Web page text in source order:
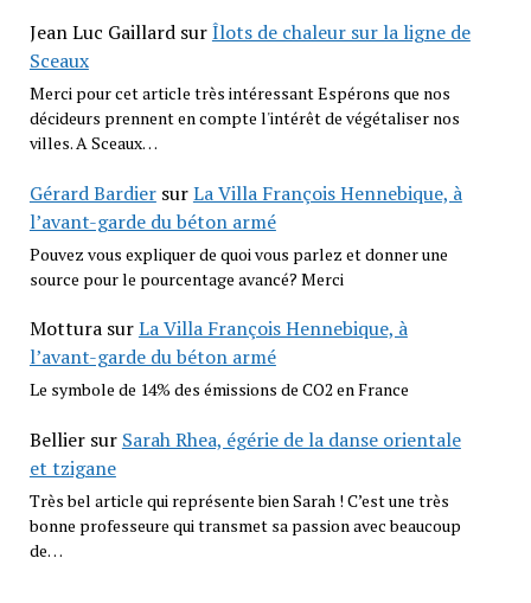
Jean Luc GaillardsurÎlots de chaleur sur la ligne de
Sceaux
Merci pour cet article très intéressant Espérons que nos
décideurs prennent en compte l'intérêt de végétaliser nos
villes. A Sceaux…
Gérard BardiersurLa Villa François Hennebique, à
l’avant-garde du béton armé
Pouvez vous expliquer de quoi vous parlez et donner une
source pour le pourcentage avancé? Merci
MotturasurLa Villa François Hennebique, à
l’avant-garde du béton armé
Le symbole de 14% des émissions de CO2 en France
Belliersur Sarah Rhea, égérie de la danse orientale
et tzigane
Très bel article qui représente bien Sarah ! C’est une très
bonne professeure qui transmet sa passion avec beaucoup
de…